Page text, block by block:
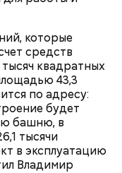
которые
средств
квадратных
43,3
по адресу:
будет
башню, в
тысячи
в эксплуатацию
Владимир
москвича